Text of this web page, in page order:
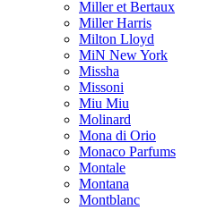
Miller et Bertaux
Miller Harris
Milton Lloyd
MiN New York
Missha
Missoni
Miu Miu
Molinard
Mona di Orio
Monaco Parfums
Montale
Montana
Montblanc